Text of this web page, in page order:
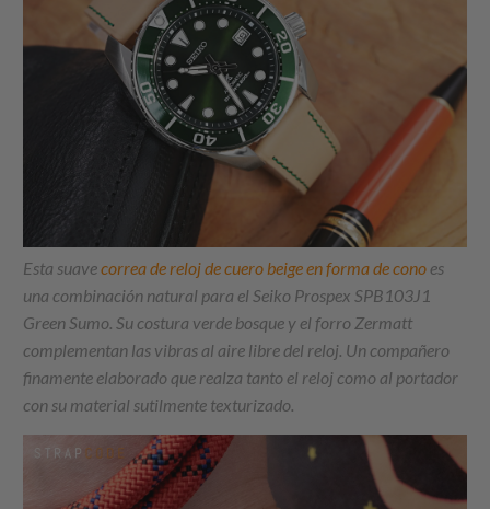
Esta suavecorrea de reloj de cuero beige en forma de cono es
una combinación natural para el Seiko Prospex SPB103J1
Green Sumo. Su costura verde bosque y el forro Zermatt
complementan las vibras al aire libre del reloj. Un compañero
finamente elaborado que realza tanto el reloj como al portador
con su material sutilmente texturizado.